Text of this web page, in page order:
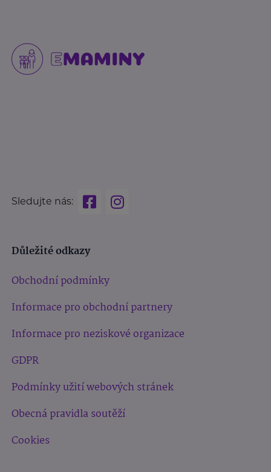
Sledujte nás:
Důležité odkazy
Obchodní podmínky
Informace pro obchodní partnery
Informace pro neziskové organizace
GDPR
Podmínky užití webových stránek
Obecná pravidla soutěží
Cookies